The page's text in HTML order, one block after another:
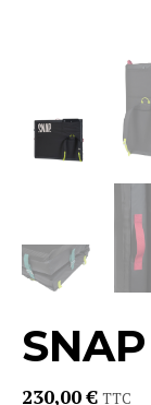
230,00€ TTC